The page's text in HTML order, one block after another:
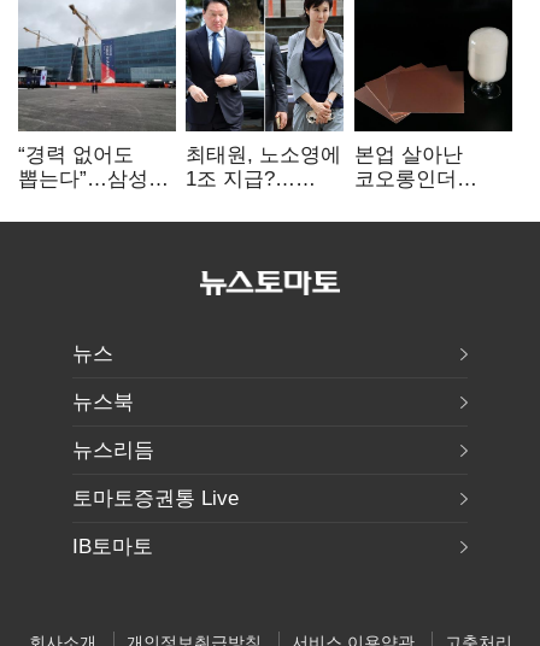
“경력 없어도
뽑는다”…삼성
반도체 인재
최태원, 노소영에
1조 지급?…
본업 살아난
코오롱인더
배터리 소재로
뉴스
뉴스북
뉴스리듬
토마토증권통 Live
IB토마토